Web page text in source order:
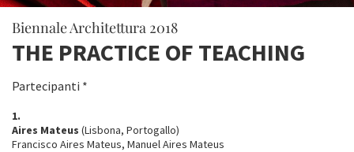
Biennale Architettura 2018
THE PRACTICE OF TEACHING
Partecipanti *
1.
Aires Mateus (Lisbona, Portogallo)
Francisco Aires Mateus, Manuel Aires Mateus